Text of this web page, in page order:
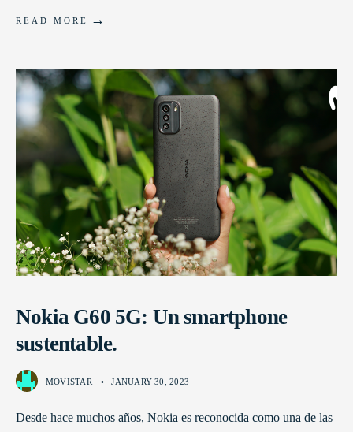
READ MORE →
Nokia G60 5G: Un smartphone
sustentable.
MOVISTAR • JANUARY 30, 2023
Desde hace muchos años, Nokia es reconocida como una de las